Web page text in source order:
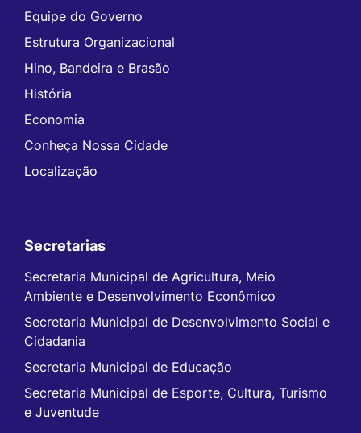
Equipe do Governo
Estrutura Organizacional
Hino, Bandeira e Brasão
História
Economia
Conheça Nossa Cidade
Localização
Secretarias
Secretaria Municipal de Agricultura, Meio
Ambiente e Desenvolvimento Econômico
Secretaria Municipal de Desenvolvimento Social e
Cidadania
Secretaria Municipal de Educação
Secretaria Municipal de Esporte, Cultura, Turismo
e Juventude